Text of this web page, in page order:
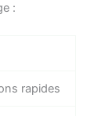
:
rapides